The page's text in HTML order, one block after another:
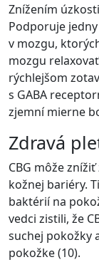
Znížením
Podporuje
v mozgu,
mozgu
rýchlejšom
s GABA
zjemní mierne
Zdravá
CBG môže
kožnej bariéry.
baktérií na
vedci zistili, že
suchej pokožky
pokožke (10).